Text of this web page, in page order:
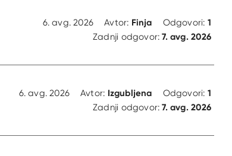
6. avg. 2026 Avtor: Finja Odgovori: 1
Zadnji odgovor:7. avg. 2026
6. avg. 2026 Avtor: Izgubljena Odgovori: 1
Zadnji odgovor:7. avg. 2026